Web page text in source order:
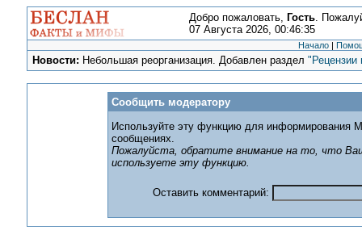
Добро пожаловать, Гость.
07 Августа 2026, 00:46:35
Начало |
Новости: Небольшая реорганизация. Добавлен раздел"Рецензии
Сообщить модератору
Используйте эту функцию для информирования
сообщениях.
Пожалуйста, обратите внимание на то, что
используете эту функцию.
Оставить комментарий: